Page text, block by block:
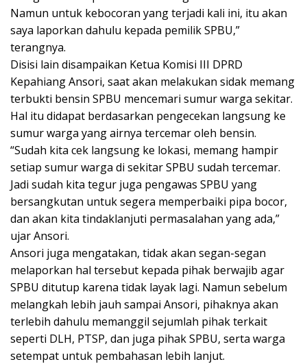
Namun untuk kebocoran yang terjadi kali ini, itu akan
saya laporkan dahulu kepada pemilik SPBU,”
terangnya.
Disisi lain disampaikan Ketua Komisi III DPRD
Kepahiang Ansori, saat akan melakukan sidak memang
terbukti bensin SPBU mencemari sumur warga sekitar.
Hal itu didapat berdasarkan pengecekan langsung ke
sumur warga yang airnya tercemar oleh bensin.
“Sudah kita cek langsung ke lokasi, memang hampir
setiap sumur warga di sekitar SPBU sudah tercemar.
Jadi sudah kita tegur juga pengawas SPBU yang
bersangkutan untuk segera memperbaiki pipa bocor,
dan akan kita tindaklanjuti permasalahan yang ada,”
ujar Ansori.
Ansori juga mengatakan, tidak akan segan-segan
melaporkan hal tersebut kepada pihak berwajib agar
SPBU ditutup karena tidak layak lagi. Namun sebelum
melangkah lebih jauh sampai Ansori, pihaknya akan
terlebih dahulu memanggil sejumlah pihak terkait
seperti DLH, PTSP, dan juga pihak SPBU, serta warga
setempat untuk pembahasan lebih lanjut.